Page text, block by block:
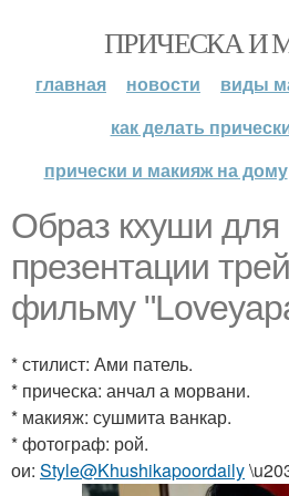
ПРИЧЕСКА И
главная новости
виды
как делать
прически и макияж на дому
Образ кхуши для
презентации
фильму
* стилист: Ами патель.
* прическа: анчал а морвани.
* макияж: сушмита ванкар.
* фотограф: рой.
ои: Style@Khushikapoordaily